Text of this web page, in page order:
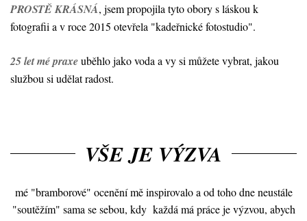
PROSTĚ KRÁSNÁ, jsem propojila tyto obory s láskou k
fotografii a v roce 2015 otevřela "kadeřnické fotostudio".
25 let mé praxeuběhlo jako voda a vy si můžete vybrat, jakou
službou si udělat radost.
VŠE JE VÝZVA
mé "bramborové" ocenění mě inspirovalo a od toho dne neustále
"soutěžím" sama se sebou, kdy každá má práce je výzvou, abych